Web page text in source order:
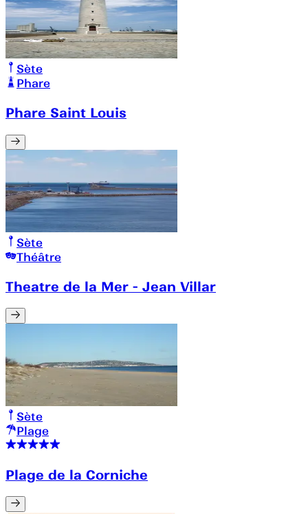
Sète
Phare
Phare Saint Louis
Sète
Théâtre
Theatre de la Mer - Jean Villar
Sète
Plage
Plage de la Corniche